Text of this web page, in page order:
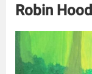
Robin Hood